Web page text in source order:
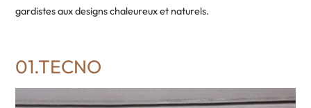
gardistes aux designs chaleureux et naturels.
01.TECNO